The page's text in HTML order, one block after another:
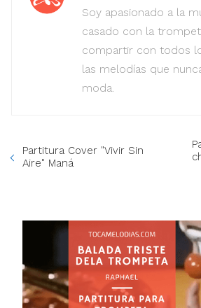
Soy apasionado a la
casado con la
compartir con todos
las melodías que
moda.
Partitura Cover "Vivir Sin
Aire" Maná